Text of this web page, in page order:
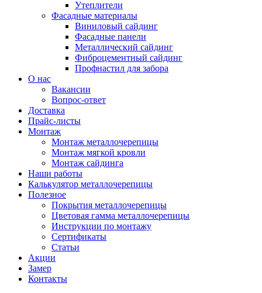
Утеплители
Фасадные материалы
Виниловый сайдинг
Фасадные панели
Металлический сайдинг
Фиброцементный сайдинг
Профнастил для забора
О нас
Вакансии
Вопрос-ответ
Доставка
Прайс-листы
Монтаж
Монтаж металлочерепицы
Монтаж мягкой кровли
Монтаж сайдинга
Наши работы
Калькулятор металлочерепицы
Полезное
Покрытия металлочерепицы
Цветовая гамма металлочерепицы
Инструкции по монтажу
Сертификаты
Статьи
Акции
Замер
Контакты